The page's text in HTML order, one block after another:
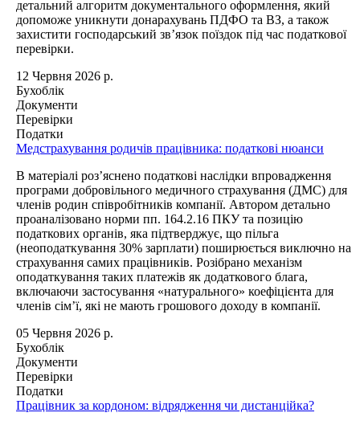
детальний алгоритм документального оформлення, який
допоможе уникнути донарахувань ПДФО та ВЗ, а також
захистити господарський зв’язок поїздок під час податкової
перевірки.
12 Червня 2026 р.
Бухоблік
Документи
Перевірки
Податки
Медстрахування родичів працівника: податкові нюанси
В матеріалі роз’яснено податкові наслідки впровадження
програми добровільного медичного страхування (ДМС) для
членів родин співробітників компанії. Автором детально
проаналізовано норми пп. 164.2.16 ПКУ та позицію
податкових органів, яка підтверджує, що пільга
(неоподаткування 30% зарплати) поширюється виключно на
страхування самих працівників. Розібрано механізм
оподаткування таких платежів як додаткового блага,
включаючи застосування «натурального» коефіцієнта для
членів сім’ї, які не мають грошового доходу в компанії.
05 Червня 2026 р.
Бухоблік
Документи
Перевірки
Податки
Працівник за кордоном: відрядження чи дистанційка?